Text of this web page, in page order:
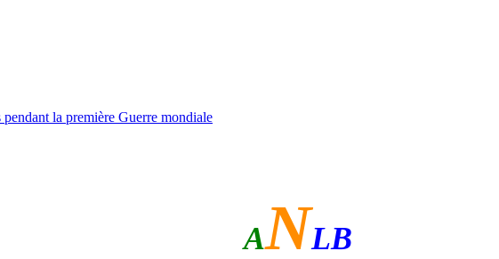
la première Guerre mondiale
ANLB